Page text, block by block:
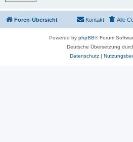
Foren-Übersicht Alle
Kontakt
Powered by phpBB® Forum
Deutsche Übersetzung
Datenschutz|